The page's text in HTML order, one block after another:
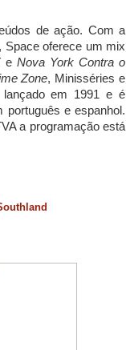
de ação. Com a
Space oferece um mix
e Nova York Contra o
Zone, Minisséries e
em 1991 e é
português e espanhol.
a programação está